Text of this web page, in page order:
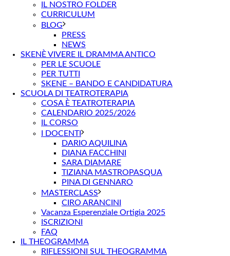
IL NOSTRO FOLDER
CURRICULUM
BLOG
PRESS
NEWS
SKENÈ VIVERE IL DRAMMA ANTICO
PER LE SCUOLE
PER TUTTI
SKENE – BANDO E CANDIDATURA
SCUOLA DI TEATROTERAPIA
COSA È TEATROTERAPIA
CALENDARIO 2025/2026
IL CORSO
I DOCENTI
DARIO AQUILINA
DIANA FACCHINI
SARA DIAMARE
TIZIANA MASTROPASQUA
PINA DI GENNARO
MASTERCLASS
CIRO ARANCINI
Vacanza Esperenziale Ortigia 2025
ISCRIZIONI
FAQ
IL THEOGRAMMA
RIFLESSIONI SUL THEOGRAMMA